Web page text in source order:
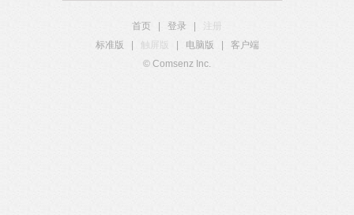
首页 登录
注册
标准版
触屏版 电脑版
客户端
© Comsenz Inc.